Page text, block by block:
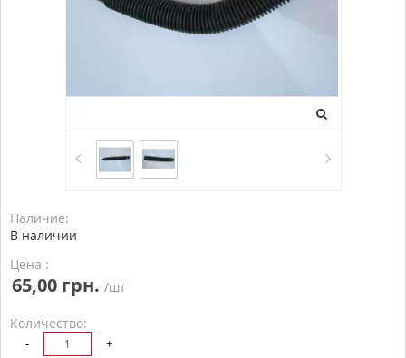
Наличие:
В наличии
Цена :
65,00 грн. /шт
Количество:
- +